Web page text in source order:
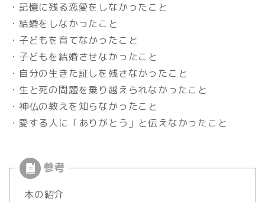
・記憶に残る恋愛をしなかったこと
・結婚をしなかったこと
・子どもを育てなかったこと
・子どもを結婚させなかったこと
・自分の生きた証しを残さなかったこと
・生と死の問題を乗り越えられなかったこと
・神仏の教えを知らなかったこと
・愛する人に「ありがとう」と伝えなかったこと
本の紹介